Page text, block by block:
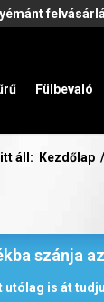
Fülbevaló
itt áll: Kezdőlap /
szánja
utólag is át